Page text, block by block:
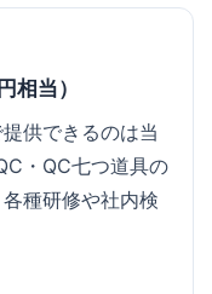
当）
供できるのは当
・QC七つ道具の
種研修や社内検